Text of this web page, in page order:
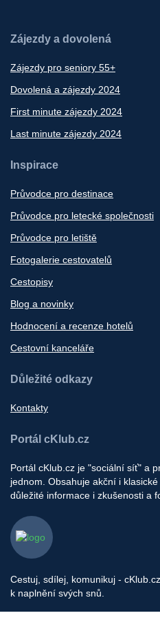
Zájezdy a dovolená
Zájezdy pro seniory 55+
Dovolená a zájezdy 2024
First minute zájezdy 2024
Last minute zájezdy 2024
Inspirace
Průvodce pro destinace
Průvodce pro letecké společnosti
Průvodce pro letiště
Fotogalerie cestovatelů
Cestopisy
Blog a novinky
Hodnocení a recenze hotelů
Cestovní kanceláře
Důležité odkazy
Kontakty
Portál cKlub.cz
Portál cKlub.cz je "sociální síť" a
jednom. Obsahuje akční i
důležité informace i zkušenosti a
Cestuj, sdílej, komunikuj -
k naplnění svých snů.